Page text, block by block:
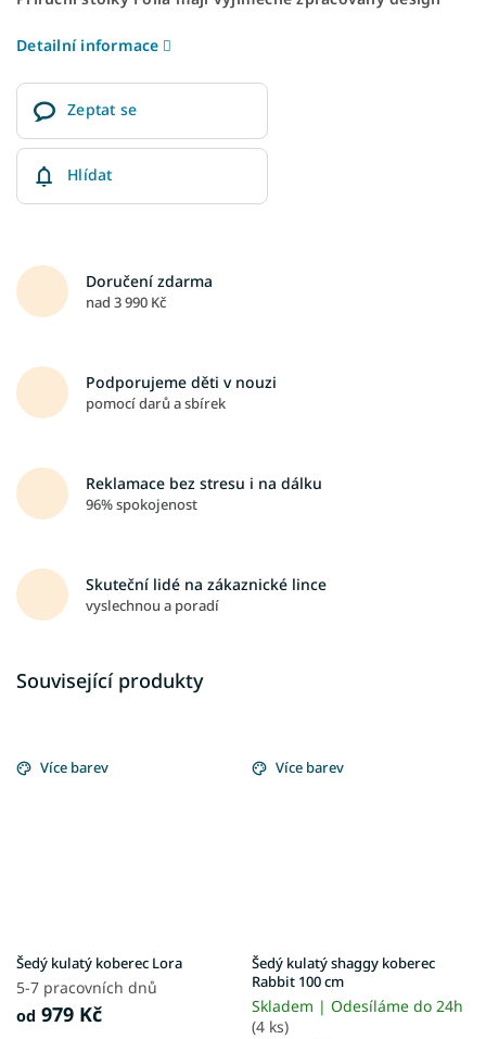
Detailní informace
Zeptat se
Hlídat
Doručení zdarma
nad 3 990 Kč
Podporujeme děti v nouzi
pomocí darů a sbírek
Reklamace bez stresu i na dálku
96% spokojenost
Skuteční lidé na zákaznické lince
vyslechnou a poradí
Související produkty
Více barev
Šedý kulatý koberec Lora
5-7 pracovních dnů
od 979 Kč
Více barev
Šedý kulatý shaggy koberec
Rabbit 100 cm
Skladem | Odesíláme do 24h
(4 ks)